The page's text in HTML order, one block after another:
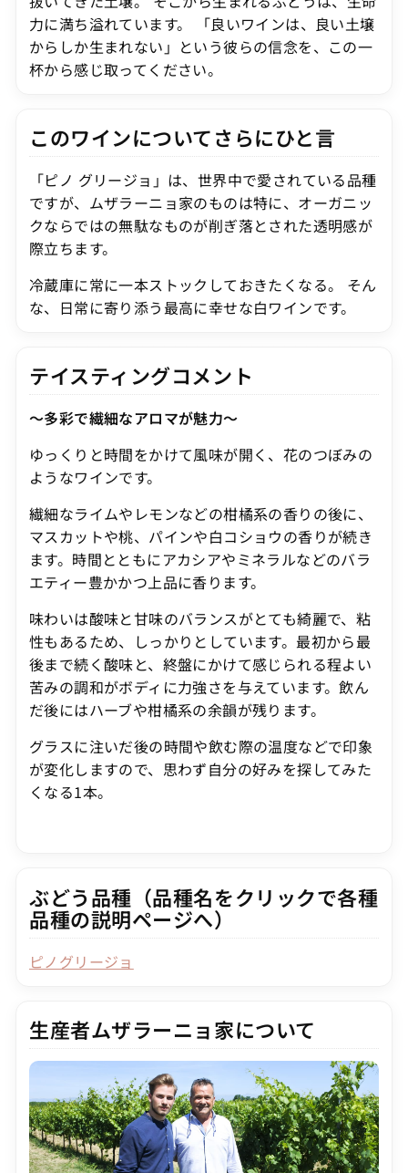
力に満ち溢れています。 「良いワインは、良い土壌
からしか生まれない」という彼らの信念を、この一
杯から感じ取ってください。
このワインについてさらにひと言
「ピノ グリージョ」は、世界中で愛されている品種
ですが、ムザラーニョ家のものは特に、オーガニッ
クならではの無駄なものが削ぎ落とされた透明感が
際立ちます。
冷蔵庫に常に一本ストックしておきたくなる。 そん
な、日常に寄り添う最高に幸せな白ワインです。
テイスティングコメント
～多彩で繊細なアロマが魅力～
ゆっくりと時間をかけて風味が開く、花のつぼみの
ようなワインです。
繊細なライムやレモンなどの柑橘系の香りの後に、
マスカットや桃、パインや白コショウの香りが続き
ます。時間とともにアカシアやミネラルなどのバラ
エティー豊かかつ上品に香ります。
味わいは酸味と甘味のバランスがとても綺麗で、粘
性もあるため、しっかりとしています。最初から最
後まで続く酸味と、終盤にかけて感じられる程よい
苦みの調和がボディに力強さを与えています。飲ん
だ後にはハーブや柑橘系の余韻が残ります。
グラスに注いだ後の時間や飲む際の温度などで印象
が変化しますので、思わず自分の好みを探してみた
くなる1本。
ぶどう品種（品種名をクリックで各種
品種の説明ページへ）
ピノグリージョ
生産者ムザラーニョ家について